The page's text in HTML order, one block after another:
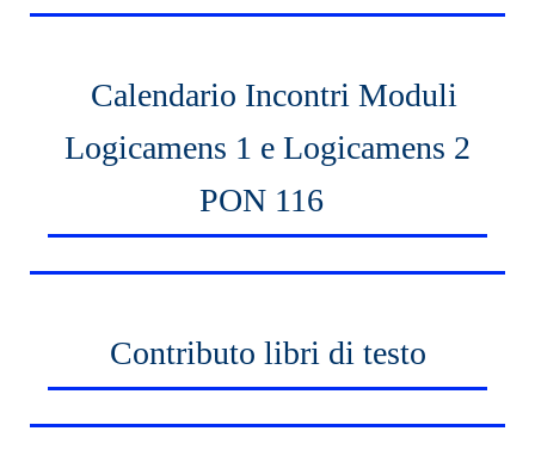
Calendario Incontri Moduli
Logicamens 1 e Logicamens 2
PON 116
Contributo libri di testo